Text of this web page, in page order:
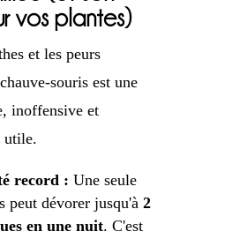
vos plantes)
et les peurs
souris est une
inoffensive et
utile.
record : Une seule
peut dévorer jusqu'à 2
en une nuit. C'est